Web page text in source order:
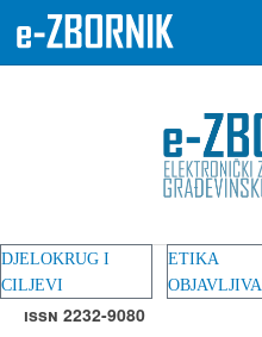
DJELOKRUG I
CILJEVI
ETIKA
ISSN 2232-9080